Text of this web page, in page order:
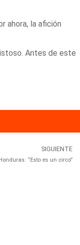
ahora, la afición
Antes de este
SIGUIENTE
“Esto es un circo”